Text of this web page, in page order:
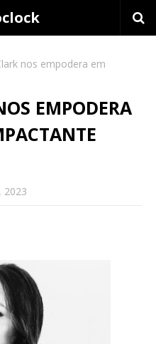
nos empodera em
EMPODERA
2023